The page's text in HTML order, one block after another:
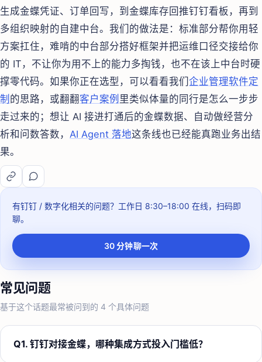
生成金蝶凭证、订单回写，到金蝶库存回推钉钉看板，再到
多组织映射的自建中台。我们的做法是：标准部分帮你用轻
方案扛住，难啃的中台部分搭好框架并把运维口径交接给你
的 IT，不让你为用不上的能力多掏钱，也不在该上中台时硬
撑零代码。如果你正在选型，可以看看我们企业管理软件定
制 的思路，或翻翻客户案例 里类似体量的同行是怎么一步步
走过来的；想让 AI 接进打通后的金蝶数据、自动做经营分
析和问数答数， AI Agent 落地这条线也已经能真跑业务出结
果。
有钉钉 / 数字化相关的问题？ 工作日 8:30–18:00 在线，扫码即
聊。
30 分钟聊一次
常见问题
基于这个话题最常被问到的 4 个具体问题
Q1. 钉钉对接金蝶，哪种集成方式投入门槛低？